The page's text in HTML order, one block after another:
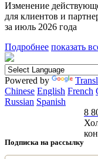
Изменение
для клиентов и
за июль 2026 года
Подробнее показать
Powered by
Chinese English French
Russian Spanish
Подписка на рассылку
8